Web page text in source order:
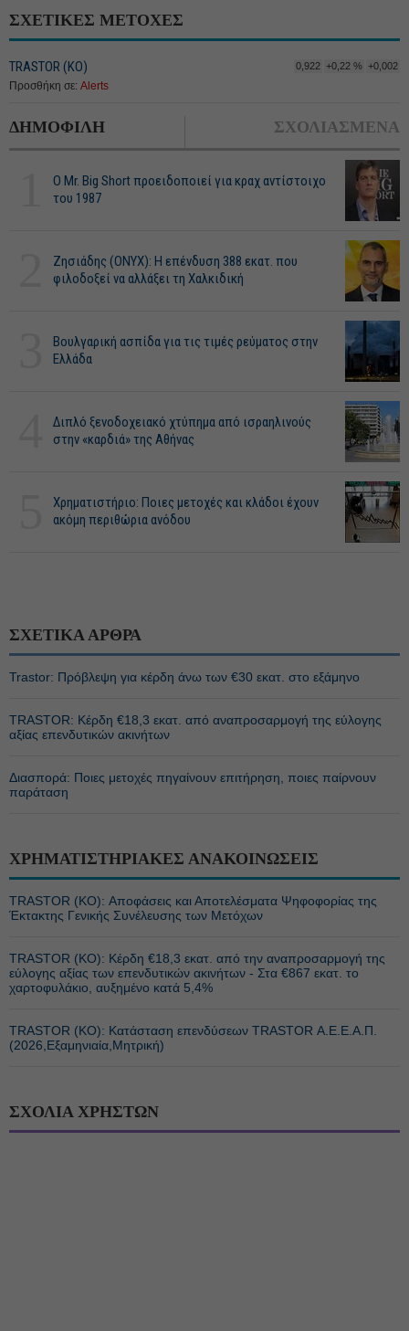
ΣΧΕΤΙΚΕΣ ΜΕΤΟΧΕΣ
TRASTOR (ΚΟ) 0,922 +0,22 % +0,002
Προσθήκη σε: Alerts
ΔΗΜΟΦΙΛΗ ΣΧΟΛΙΑΣΜΕΝΑ
O Mr. Big Short προειδοποιεί για κραχ αντίστοιχο
του 1987
Ζησιάδης (ONYX): Η επένδυση 388 εκατ. που
φιλοδοξεί να αλλάξει τη Χαλκιδική
Βουλγαρική ασπίδα για τις τιμές ρεύματος στην
Ελλάδα
Διπλό ξενοδοχειακό χτύπημα από ισραηλινούς
στην «καρδιά» της Αθήνας
Χρηματιστήριο: Ποιες μετοχές και κλάδοι έχουν
ακόμη περιθώρια ανόδου
ΣΧΕΤΙΚΑ ΑΡΘΡΑ
Trastor: Πρόβλεψη για κέρδη άνω των €30 εκατ. στο εξάμηνο
TRASTOR: Κέρδη €18,3 εκατ. από αναπροσαρμογή της εύλογης
αξίας επενδυτικών ακινήτων
Διασπορά: Ποιες μετοχές πηγαίνουν επιτήρηση, ποιες παίρνουν
παράταση
ΧΡΗΜΑΤΙΣΤΗΡΙΑΚΕΣ ΑΝΑΚΟΙΝΩΣΕΙΣ
TRASTOR (ΚΟ): Αποφάσεις και Αποτελέσματα Ψηφοφορίας της
Έκτακτης Γενικής Συνέλευσης των Μετόχων
TRASTOR (ΚΟ): Κέρδη €18,3 εκατ. από την αναπροσαρμογή της
εύλογης αξίας των επενδυτικών ακινήτων - Στα €867 εκατ. το
χαρτοφυλάκιο, αυξημένο κατά 5,4%
TRASTOR (ΚΟ): Κατάσταση επενδύσεων TRASTOR Α.Ε.Ε.Α.Π.
(2026,Εξαμηνιαία,Μητρική)
ΣΧΟΛΙΑ ΧΡΗΣΤΩΝ